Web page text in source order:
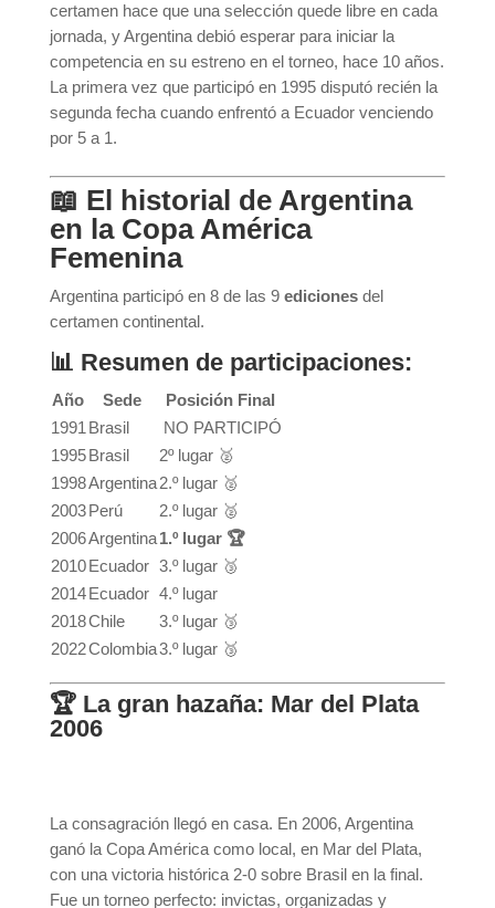
certamen hace que una selección quede libre en cada
jornada, y Argentina debió esperar para iniciar la
competencia en su estreno en el torneo, hace 10 años.
La primera vez que participó en 1995 disputó recién la
segunda fecha cuando enfrentó a Ecuador venciendo
por 5 a 1.
📖 El historial de Argentina
en la Copa América
Femenina
Argentina participó en 8 de las 9 edicionesdel
certamen continental.
📊 Resumen de participaciones:
Año Sede
Posición Final
1991 Brasil
NO PARTICIPÓ
1995Brasil
2º lugar 🥈
1998Argentina2.º lugar 🥈
2003Perú
2.º lugar 🥈
2006Argentina1.º lugar 🏆
2010Ecuador 3.º lugar 🥉
2014Ecuador 4.º lugar
2018Chile
3.º lugar 🥉
2022Colombia3.º lugar 🥉
🏆 La gran hazaña: Mar del Plata
2006
La consagración llegó en casa. En 2006, Argentina
ganó la Copa América como local, en Mar del Plata,
con una victoria histórica 2-0 sobre Brasil en la final.
Fue un torneo perfecto: invictas, organizadas y